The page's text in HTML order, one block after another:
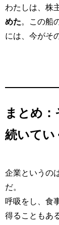
わたしは、株
めた。この船
には、今がそ
まとめ
続いてい
企業というの
だ。
呼吸をし、食
得ることもあ